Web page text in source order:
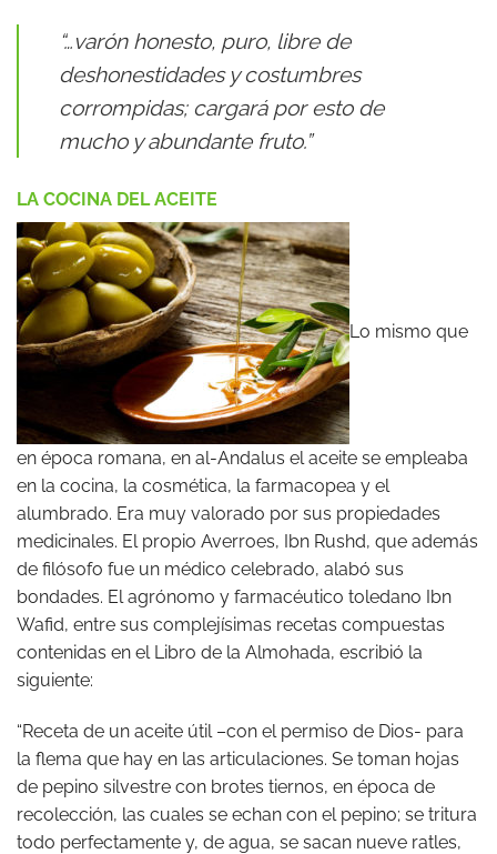
“…varón honesto, puro, libre de
deshonestidades y costumbres
corrompidas; cargará por esto de
mucho y abundante fruto.”
LA COCINA DEL ACEITE
Lo mismo que
en época romana, en al-Andalus el aceite se empleaba
en la cocina, la cosmética, la farmacopea y el
alumbrado. Era muy valorado por sus propiedades
medicinales. El propio Averroes, Ibn Rushd, que además
de filósofo fue un médico celebrado, alabó sus
bondades. El agrónomo y farmacéutico toledano Ibn
Wafid, entre sus complejísimas recetas compuestas
contenidas en el Libro de la Almohada, escribió la
siguiente:
“Receta de un aceite útil –con el permiso de Dios- para
la flema que hay en las articulaciones. Se toman hojas
de pepino silvestre con brotes tiernos, en época de
recolección, las cuales se echan con el pepino; se tritura
todo perfectamente y, de agua, se sacan nueve ratles,